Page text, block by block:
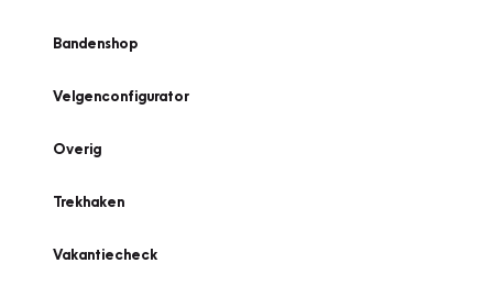
Bandenshop
Velgenconfigurator
Overig
Trekhaken
Vakantiecheck